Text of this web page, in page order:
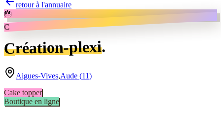
retour à l'annuaire
🎂
C
Création-plexi.
Aigues-Vives,Aude (11)
Cake topper
Boutique en ligne